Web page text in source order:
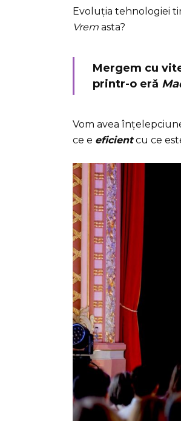
Evoluția tehnologiei
Vrem asta?
Mergem cu
printr-o eră
Vom avea
ce e eficientcu ce